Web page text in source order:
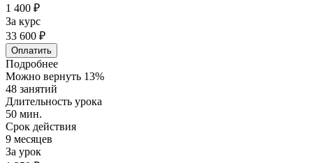
1 400 ₽
За курс
33 600 ₽
Оплатить
Подробнее
Можно вернуть 13%
48 занятий
Длительность урока
50 мин.
Срок действия
9 месяцев
За урок